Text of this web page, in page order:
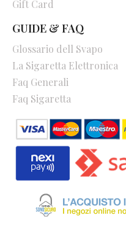
Gift Card
GUIDE & FAQ
Glossario dell Svapo
La Sigaretta Elettronica
Faq Generali
Faq Sigaretta